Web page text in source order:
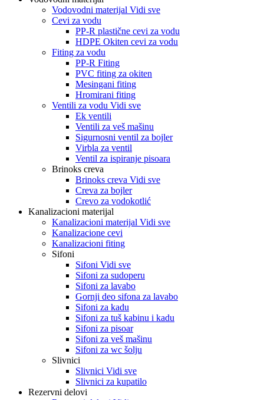
Vodovodni materijal Vidi sve
Cevi za vodu
PP-R plastične cevi za vodu
HDPE Okiten cevi za vodu
Fiting za vodu
PP-R Fiting
PVC fiting za okiten
Mesingani fiting
Hromirani fiting
Ventili za vodu Vidi sve
Ek ventili
Ventili za veš mašinu
Sigurnosni ventil za bojler
Virbla za ventil
Ventil za ispiranje pisoara
Brinoks creva
Brinoks creva Vidi sve
Creva za bojler
Crevo za vodokotlić
Kanalizacioni materijal
Kanalizacioni materijal Vidi sve
Kanalizacione cevi
Kanalizacioni fiting
Sifoni
Sifoni Vidi sve
Sifoni za sudoperu
Sifoni za lavabo
Gornji deo sifona za lavabo
Sifoni za kadu
Sifoni za tuš kabinu i kadu
Sifoni za pisoar
Sifoni za veš mašinu
Sifoni za wc šolju
Slivnici
Slivnici Vidi sve
Slivnici za kupatilo
Rezervni delovi